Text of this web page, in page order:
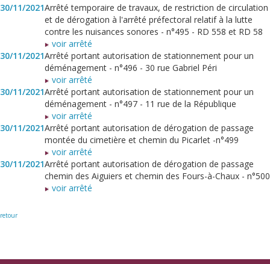
30/11/2021Arrêté temporaire de travaux, de restriction de circulation
et de dérogation à l'arrêté préfectoral relatif à la lutte
contre les nuisances sonores - n°495 - RD 558 et RD 58
voir arrêté
30/11/2021Arrêté portant autorisation de stationnement pour un
déménagement - n°496 - 30 rue Gabriel Péri
voir arrêté
30/11/2021Arrêté portant autorisation de stationnement pour un
déménagement - n°497 - 11 rue de la République
voir arrêté
30/11/2021Arrêté portant autorisation de dérogation de passage
montée du cimetière et chemin du Picarlet -n°499
voir arrêté
30/11/2021Arrêté portant autorisation de dérogation de passage
chemin des Aiguiers et chemin des Fours-à-Chaux - n°500
voir arrêté
retour